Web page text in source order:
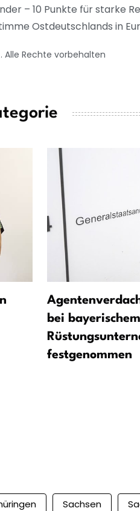
– 10 Punkte für starke
Ostdeutschlands in
Alle Rechte vorbehalten
bei bayerischem
festgenommen
Sachsen